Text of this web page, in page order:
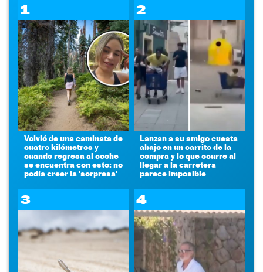
1
Volvió de una caminata de
cuatro kilómetros y
cuando regresa al coche
se encuentra con esto: no
podía creer la 'sorpresa'
2
Lanzan a su amigo cuesta
abajo en un carrito de la
compra y lo que ocurre al
llegar a la carretera
parece imposible
3 4